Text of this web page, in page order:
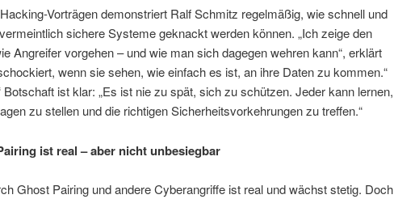
Vorträgen demonstriert Ralf Schmitz regelmäßig, wie schnell und
sichere Systeme geknackt werden können. „Ich zeige den
Angreifer vorgehen – und wie man sich dagegen wehren kann“, erklärt
wenn sie sehen, wie einfach es ist, an ihre Daten zu kommen.“
Botschaft ist klar: „Es ist nie zu spät, sich zu schützen. Jeder kann lernen,
zu stellen und die richtigen Sicherheitsvorkehrungen zu treffen.“
ist real – aber nicht unbesiegbar
Ghost Pairing und andere Cyberangriffe ist real und wächst stetig. Doch